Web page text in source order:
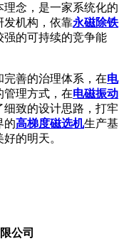
念，是一家系统化的
发机构，依靠永磁除铁
强的可持续的竞争能
善的治理体系，在电
管理方式，在电磁振动
致的设计思路，打牢
的高梯度磁选机生产基
的明天。
公司